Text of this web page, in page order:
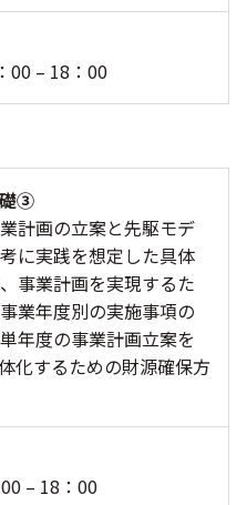
00 – 18：00
礎③
計画の立案と先駆モデ
に実践を想定した具体
事業計画を実現するた
業年度別の実施事項の
年度の事業計画立案を
化するための財源確保方
– 18：00